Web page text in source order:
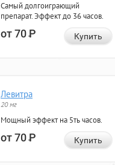
Самый долгоиграющий
препарат. Эффект до 36 часов.
от 70Р Купить
Левитра
20 мг
Мощный эффект на 5ть часов.
от 70Р Купить